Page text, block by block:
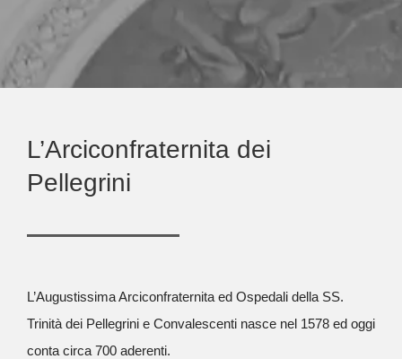
L’Arciconfraternita dei
Pellegrini
L’Augustissima Arciconfraternita ed Ospedali della SS.
Trinità dei Pellegrini e Convalescenti nasce nel 1578 ed oggi
conta circa 700 aderenti.